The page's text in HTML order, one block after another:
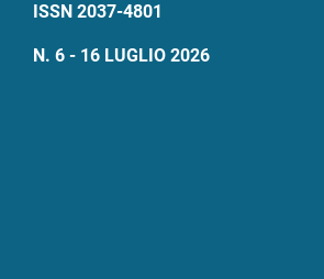
ISSN 2037-4801
N. 6 - 16 LUGLIO 2026